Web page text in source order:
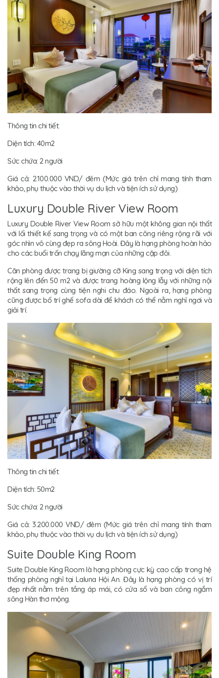
Thông tin chi tiết:
Diện tích: 40m2
Sức chứa: 2 người
Giá cả: 2.100.000 VND/ đêm (Mức giá trên chỉ mang tính tham
khảo, phụ thuộc vào thời vụ du lịch và tiện ích sử dụng)
Luxury Double River View Room
Luxury Double River View Room sở hữu một không gian nội thất
với lối thiết kế sang trọng và có một ban công riêng rộng rãi với
góc nhìn vô cùng đẹp ra sông Hoài. Đây là hạng phòng hoàn hảo
cho các buổi trốn chạy lãng mạn của những cặp đôi.
Căn phòng được trang bị giường cỡ King sang trọng với diện tích
rộng lên đến 50 m2 và được trang hoàng lộng lẫy với những nội
thất sang trọng cùng tiện nghi chu đáo. Ngoài ra, hạng phòng
cũng được bố trí ghế sofa dài để khách có thể nằm nghỉ ngơi và
giải trí.
Thông tin chi tiết:
Diện tích: 50m2
Sức chứa: 2 người
Giá cả: 3.200.000 VND/ đêm (Mức giá trên chỉ mang tính tham
khảo, phụ thuộc vào thời vụ du lịch và tiện ích sử dụng)
Suite Double King Room
Suite Double King Room là hạng phòng cực kỳ cao cấp trong hệ
thống phòng nghỉ tại Laluna Hội An. Đây là hạng phòng có vị trí
đẹp nhất nằm trên tầng áp mái, có cửa sổ và ban công ngắm
sông Hàn thơ mộng.